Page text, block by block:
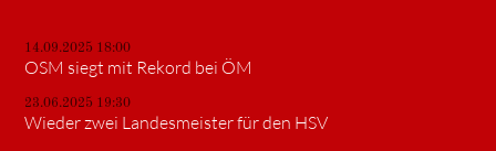
14.09.2025 18:00
OSM siegt mit Rekord bei ÖM
23.06.2025 19:30
Wieder zwei Landesmeister für den HSV